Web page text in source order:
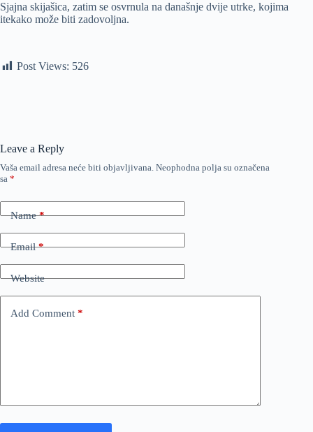
Sjajna skijašica, zatim se osvrnula na današnje dvije utrke, kojima
itekako može biti zadovoljna.
Post Views: 526
Leave a Reply
Vaša email adresa neće biti objavljivana. Neophodna polja su označena
sa *
Name*
Email*
Website
Add Comment *